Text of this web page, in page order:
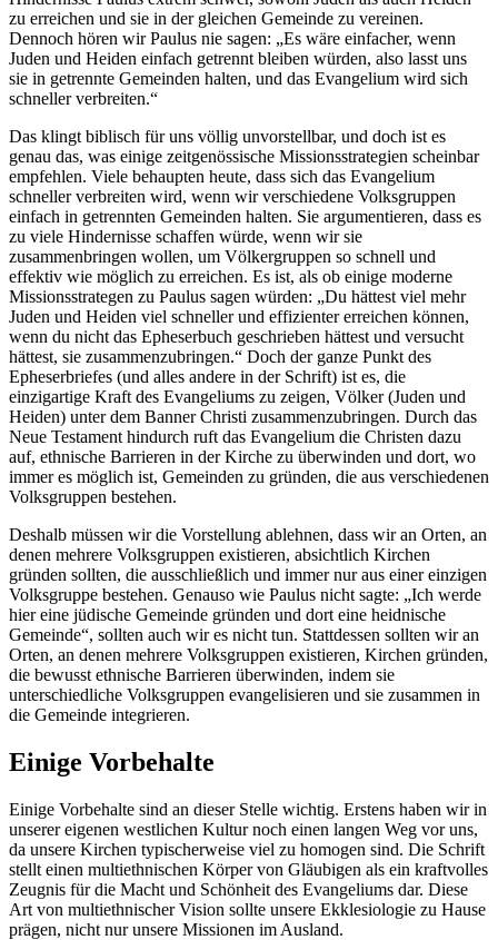
zu erreichen und sie in der gleichen Gemeinde zu vereinen.
Dennoch hören wir Paulus nie sagen: „Es wäre einfacher, wenn
Juden und Heiden einfach getrennt bleiben würden, also lasst uns
sie in getrennte Gemeinden halten, und das Evangelium wird sich
schneller verbreiten.“
Das klingt biblisch für uns völlig unvorstellbar, und doch ist es
genau das, was einige zeitgenössische Missionsstrategien scheinbar
empfehlen. Viele behaupten heute, dass sich das Evangelium
schneller verbreiten wird, wenn wir verschiedene Volksgruppen
einfach in getrennten Gemeinden halten. Sie argumentieren, dass es
zu viele Hindernisse schaffen würde, wenn wir sie
zusammenbringen wollen, um Völkergruppen so schnell und
effektiv wie möglich zu erreichen. Es ist, als ob einige moderne
Missionsstrategen zu Paulus sagen würden: „Du hättest viel mehr
Juden und Heiden viel schneller und effizienter erreichen können,
wenn du nicht das Epheserbuch geschrieben hättest und versucht
hättest, sie zusammenzubringen.“ Doch der ganze Punkt des
Epheserbriefes (und alles andere in der Schrift) ist es, die
einzigartige Kraft des Evangeliums zu zeigen, Völker (Juden und
Heiden) unter dem Banner Christi zusammenzubringen. Durch das
Neue Testament hindurch ruft das Evangelium die Christen dazu
auf, ethnische Barrieren in der Kirche zu überwinden und dort, wo
immer es möglich ist, Gemeinden zu gründen, die aus verschiedenen
Volksgruppen bestehen.
Deshalb müssen wir die Vorstellung ablehnen, dass wir an Orten, an
denen mehrere Volksgruppen existieren, absichtlich Kirchen
gründen sollten, die ausschließlich und immer nur aus einer einzigen
Volksgruppe bestehen. Genauso wie Paulus nicht sagte: „Ich werde
hier eine jüdische Gemeinde gründen und dort eine heidnische
Gemeinde“, sollten auch wir es nicht tun. Stattdessen sollten wir an
Orten, an denen mehrere Volksgruppen existieren, Kirchen gründen,
die bewusst ethnische Barrieren überwinden, indem sie
unterschiedliche Volksgruppen evangelisieren und sie zusammen in
die Gemeinde integrieren.
Einige Vorbehalte
Einige Vorbehalte sind an dieser Stelle wichtig. Erstens haben wir in
unserer eigenen westlichen Kultur noch einen langen Weg vor uns,
da unsere Kirchen typischerweise viel zu homogen sind. Die Schrift
stellt einen multiethnischen Körper von Gläubigen als ein kraftvolles
Zeugnis für die Macht und Schönheit des Evangeliums dar. Diese
Art von multiethnischer Vision sollte unsere Ekklesiologie zu Hause
prägen, nicht nur unsere Missionen im Ausland.